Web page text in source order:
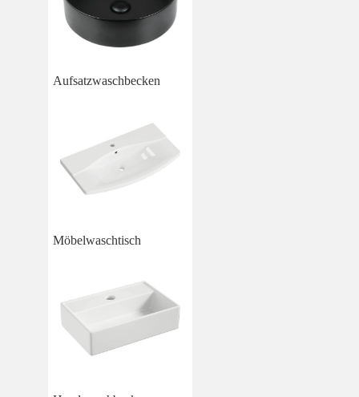
Aufsatzwaschbecken
Möbelwaschtisch